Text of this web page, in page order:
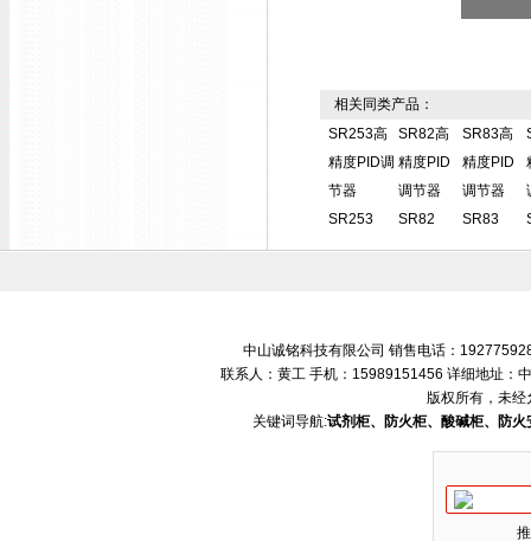
相关同类产品：
SR253高
精度PID调
节器
SR253
SR82高
精度PID
调节器
SR82
SR83高
精度PID
调节器
SR83
中山诚铭科技有限公司 销售电话：
联系人：黄工 手机：15989151456 详细地址：
版权所有，未经
关键词导航:试剂柜、防火柜、酸碱柜、防